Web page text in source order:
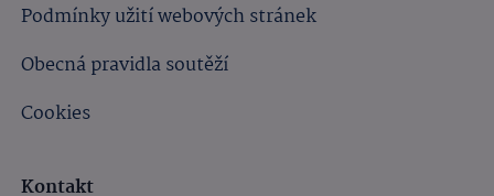
Podmínky užití webových stránek
Obecná pravidla soutěží
Cookies
Kontakt